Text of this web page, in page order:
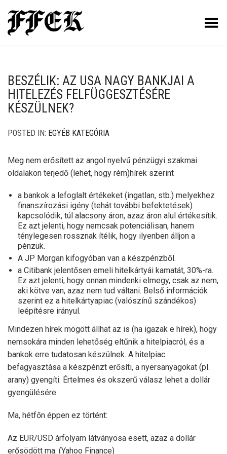
Toggle Menu
BESZÉLIK: AZ USA NAGY BANKJAI A
HITELEZÉS FELFÜGGESZTÉSÉRE
KÉSZÜLNEK?
POSTED IN: EGYÉB KATEGÓRIA
Meg nem erősített az angol nyelvű pénzügyi szakmai
oldalakon terjedő (lehet, hogy rém)hírek szerint
a bankok a lefoglalt értékeket (ingatlan, stb.) melyekhez
finanszírozási igény (tehát további befektetések)
kapcsolódik, túl alacsony áron, azaz áron alul értékesítik.
Ez azt jelenti, hogy nemcsak potenciálisan, hanem
ténylegesen rossznak ítélik, hogy ilyenben álljon a
pénzük.
A JP Morgan kifogyóban van a készpénzből.
a Citibank jelentősen emeli hitelkártyái kamatát, 30%-ra.
Ez azt jelenti, hogy onnan mindenki elmegy, csak az nem,
aki kötve van, azaz nem tud váltani. Belső információk
szerint ez a hitelkártyapiac (valószínű szándékos)
leépítésre irányul.
Mindezen hírek mögött állhat az is (ha igazak e hírek), hogy
nemsokára minden lehetőség eltűnik a hitelpiacról, és a
bankok erre tudatosan készülnek. A hitelpiac
befagyasztása a készpénzt erősíti, a nyersanyagokat (pl.
arany) gyengíti. Értelmes és okszerű válasz lehet a dollár
gyengülésére.
Ma, hétfőn éppen ez történt:
Az EUR/USD árfolyam látványosa esett, azaz a dollár
erősödött ma. (Yahoo Finance)